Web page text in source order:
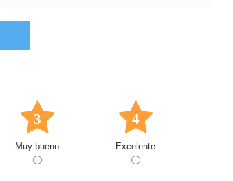
3
Muy bueno
4
Excelente